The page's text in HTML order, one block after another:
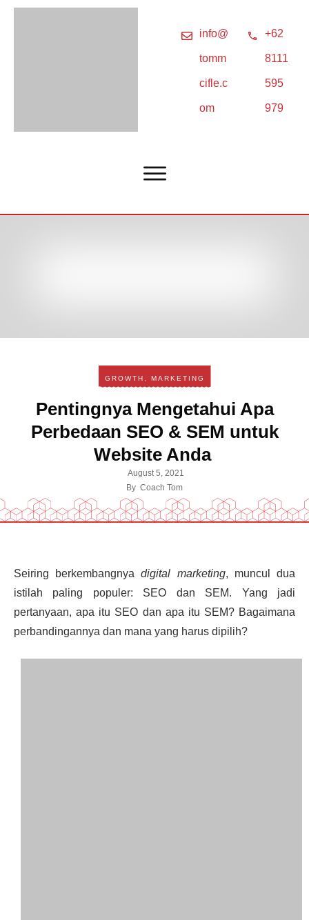
info@
tomm
cifle.c
om
+62
8111
595
979
GROWTH MARKETING
Pentingnya Mengetahui Apa
Perbedaan SEO & SEM untuk
Website Anda
August 5, 2021
By Coach Tom
Seiring berkembangnyadigital marketing, muncul dua
istilah paling populer: SEO dan SEM. Yang jadi
pertanyaan, apa itu SEO dan apa itu SEM? Bagaimana
perbandingannya dan mana yang harus dipilih?